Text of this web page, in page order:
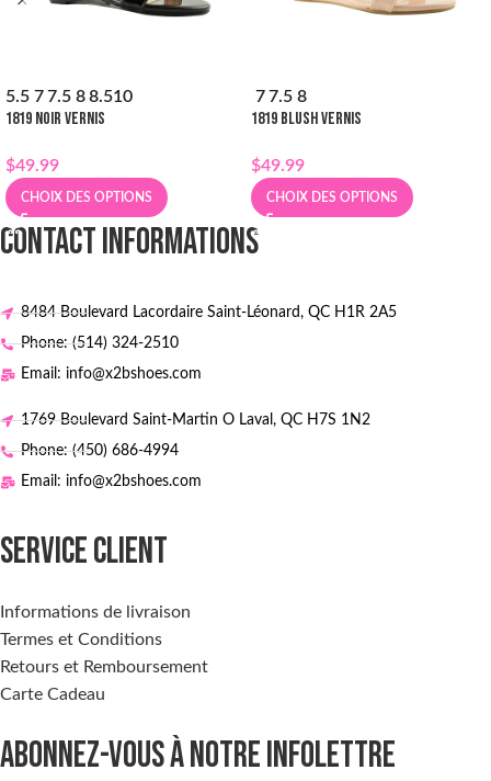
5.5 7 7.5 8 8.510
1819 NOIR VERNIS
$49.99
CHOIX DES OPTIONS
7 7.5 8
1819 BLUSH VERNIS
$49.99
CHOIX DES OPTIONS
CONTACT INFORMATIONS
8484 Boulevard Lacordaire Saint-Léonard, QC H1R 2A5
Phone: (514) 324-2510
Email: info@x2bshoes.com
1769 Boulevard Saint-Martin O Laval, QC H7S 1N2
Phone: (450) 686-4994
Email: info@x2bshoes.com
SERVICE CLIENT
Informations de livraison
Termes et Conditions
Retours et Remboursement
Carte Cadeau
ABONNEZ-VOUS À NOTRE INFOLETTRE